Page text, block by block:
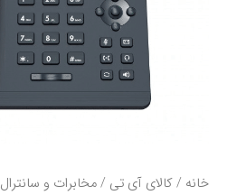
خانه /کالای آی تی /مخابرات و سانترال